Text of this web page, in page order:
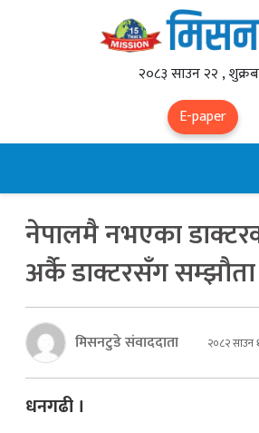
२०८३ साउन २२ ,
E-paper
नेपालमै नभएका
अर्कै डाक्टरसँग सम्झौता
मिसनटुडे संवाददाता २०८२ साउन
धनगढी ।